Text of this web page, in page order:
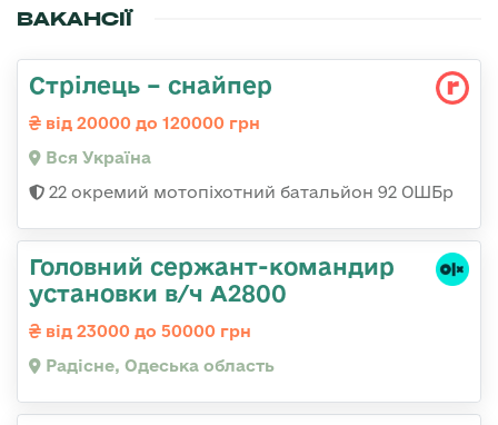
ВАКАНСІЇ
Стрілець – снайпер
від 20000 до 120000 грн
Вся Україна
22 окремий мотопіхотний батальйон 92 ОШБр
Головний сержант-командир
установки в/ч А2800
від 23000 до 50000 грн
Радісне, Одеська область